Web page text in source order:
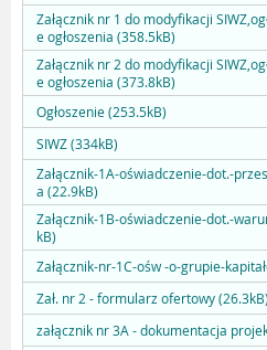
Załącznik nr 1 do modyfikacji
e ogłoszenia (358.5kB)
Załącznik nr 2 do modyfikacji
e ogłoszenia (373.8kB)
Ogłoszenie (253.5kB)
SIWZ (334kB)
Załącznik-1A-oświadczenie-dot.-
a (22.9kB)
Załącznik-1B-oświadczenie-dot.-
kB)
Załącznik-nr-1C-ośw -o-grupie-
Zał. nr 2 - formularz ofertowy (26.3kB)
załącznik nr 3A - dokumentacja